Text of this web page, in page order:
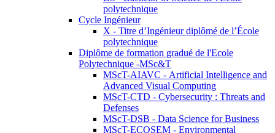
polytechnique
Cycle Ingénieur
X - Titre d’Ingénieur diplômé de l’École
polytechnique
Diplôme de formation gradué de l'Ecole
Polytechnique -MSc&T
MScT-AIAVC - Artificial Intelligence and
Advanced Visual Computing
MScT-CTD - Cybersecurity : Threats and
Defenses
MScT-DSB - Data Science for Business
MScT-ECOSEM - Environmental